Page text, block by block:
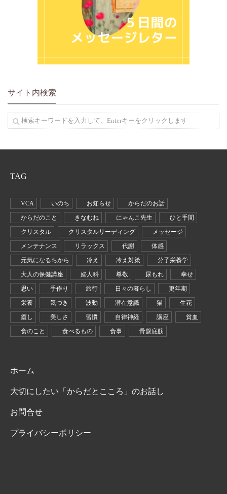
サイト内検索
TAG
VCA いのち お知らせ
からだのお話
からだのこと
きなむね にゃんこ先生
ひと手間
クリスタル
クリスタルリーディング
メッセージ
メンテナンス
リラックス 代謝
体感
元気になるちから
冷え 冷え対策
分子栄養学
大人の保健講座
婦人科 尊敬 尿もれ
幸せ
思い
手作り 旅行 日々の暮らし
更年期
栄養
気づき 波動 潜在意識 猫
生花
癒し
美しさ 習慣 自律神経 講座
貧血
食のこと
食べるもの 食事 骨盤底筋
ホーム
大切にしたい「からだとこころ」のお話し
お問合せ
プライバシーポリシー